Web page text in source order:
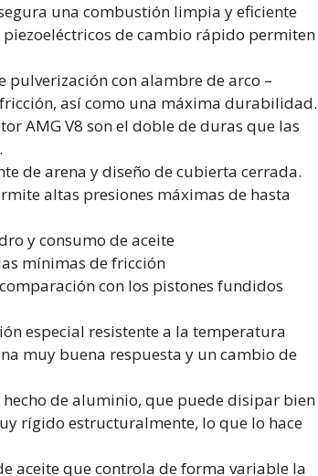
una combustión limpia y eficiente
de cambio rápido permiten
pulverización con alambre de arco –
así como una máxima durabilidad.
AMG V8 son el doble de duras que las
de arena y diseño de cubierta cerrada.
altas presiones máximas de hasta
y consumo de aceite
mínimas de fricción
con los pistones fundidos
especial resistente a la temperatura
muy buena respuesta y un cambio de
de aluminio, que puede disipar bien
rígido estructuralmente, lo que lo hace
aceite que controla de forma variable la